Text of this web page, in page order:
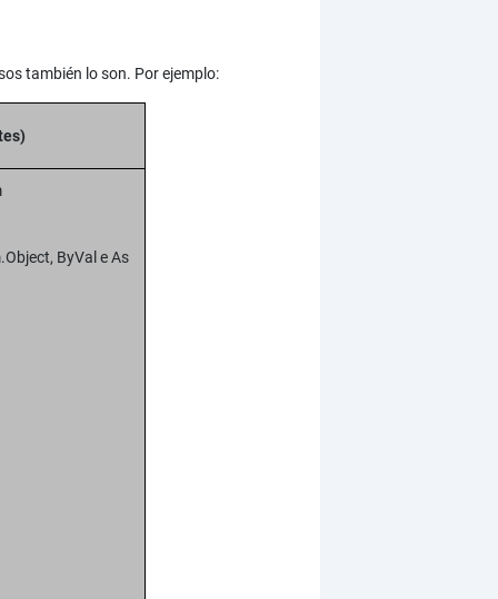
también lo son. Por ejemplo:
ByVal e As